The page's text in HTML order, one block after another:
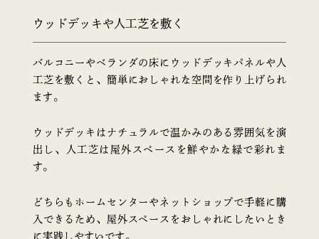
ウッドデッキや人工芝を敷く
バルコニーやベランダの床にウッドデッキパネルや人
工芝を敷くと、簡単におしゃれな空間を作り上げられ
ます。
ウッドデッキはナチュラルで温かみのある雰囲気を演
出し、人工芝は屋外スペースを鮮やかな緑で彩れま
す。
どちらもホームセンターやネットショップで手軽に購
入できるため、屋外スペースをおしゃれにしたいとき
に実践しやすいです。